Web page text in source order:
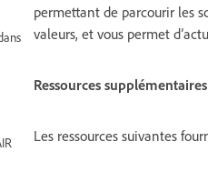
permettant de parcourir les
valeurs, et vous permet
Ressources supplémentaires
Les ressources suivantes